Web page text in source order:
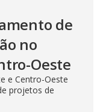
de
no
Oeste
e Centro-Oeste
projetos de